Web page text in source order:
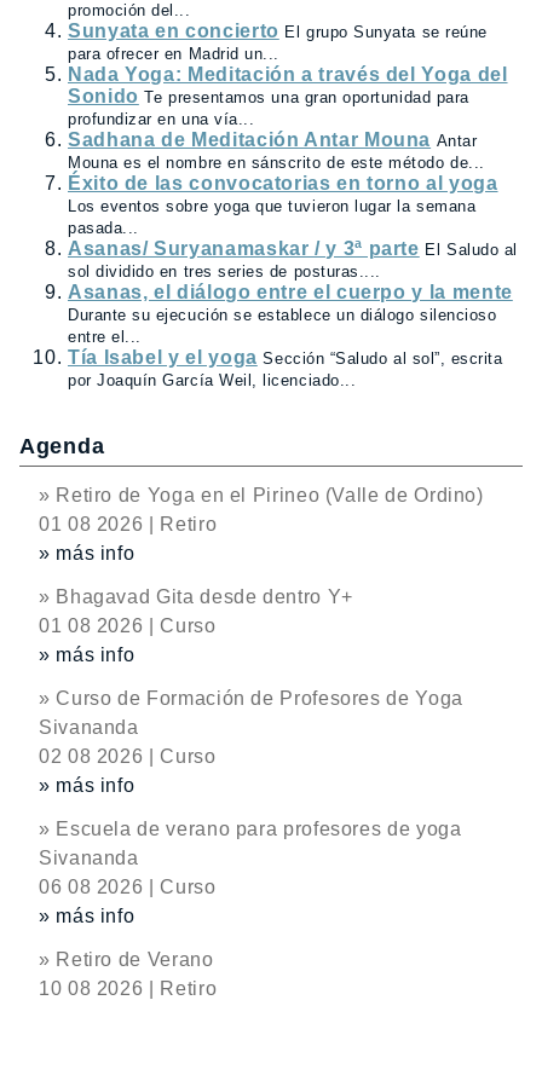
promoción del...
Sunyata en concierto El grupo Sunyata se reúne
para ofrecer en Madrid un...
Nada Yoga: Meditación a través del Yoga del
Sonido Te presentamos una gran oportunidad para
profundizar en una vía...
Sadhana de Meditación Antar Mouna Antar
Mouna es el nombre en sánscrito de este método de...
Éxito de las convocatorias en torno al yoga
Los eventos sobre yoga que tuvieron lugar la semana
pasada...
Asanas/ Suryanamaskar / y 3ª parte El Saludo al
sol dividido en tres series de posturas....
Asanas, el diálogo entre el cuerpo y la mente
Durante su ejecución se establece un diálogo silencioso
entre el...
Tía Isabel y el yoga Sección “Saludo al sol”, escrita
por Joaquín García Weil, licenciado...
Agenda
» Retiro de Yoga en el Pirineo (Valle de Ordino)
01 08 2026 | Retiro
» más info
» Bhagavad Gita desde dentro Y+
01 08 2026 | Curso
» más info
» Curso de Formación de Profesores de Yoga
Sivananda
02 08 2026 | Curso
» más info
» Escuela de verano para profesores de yoga
Sivananda
06 08 2026 | Curso
» más info
» Retiro de Verano
10 08 2026 | Retiro